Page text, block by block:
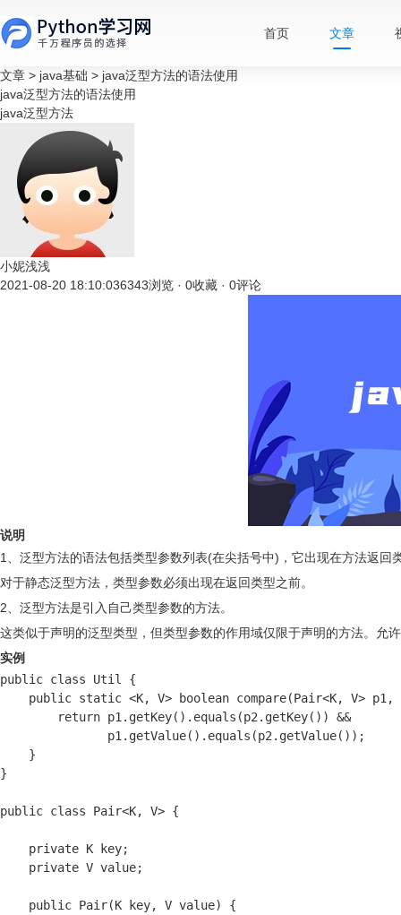
首页 文章
文章 > java基础 > java泛型方法的语法使用
java泛型方法的语法使用
java泛型方法
小妮浅浅
2021-08-20 18:10:036343浏览 · 0收藏 · 0评论
说明
1、泛型方法的语法包括类型参数列表(在尖括号中)，它出现在方法返回
对于静态泛型方法，类型参数必须出现在返回类型之前。
2、泛型方法是引入自己类型参数的方法。
这类似于声明的泛型类型，但类型参数的作用域仅限于声明的方法。允
实例
public class Util {
public static <K, V> boolean compare(Pair<K, V> p1,
return p1.getKey().equals(p2.getKey()) &&
p1.getValue().equals(p2.getValue());
}
}
public class Pair<K, V> {
private K key;
private V value;
public Pair(K key, V value) {